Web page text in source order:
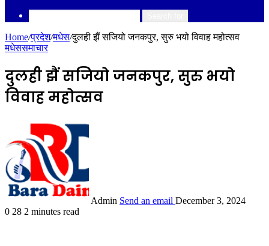
Home/प्रदेश/मधेस/दुलही झैं सजियो जनकपुर, सुरु भयो विवाह महोत्सव
मधेससमाचार
दुलही झैं सजियो जनकपुर, सुरु भयो
विवाह महोत्सव
Admin Send an email December 3, 2024
0 28 2 minutes read